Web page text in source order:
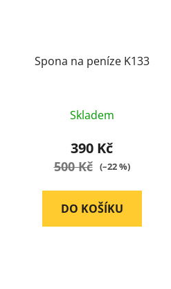
Spona na peníze K133
hodnocení
produktu
je
5
Skladem
390 Kč
500 Kč (–22 %)
DO KOŠÍKU